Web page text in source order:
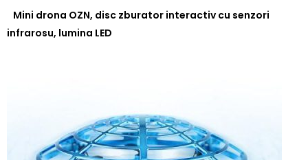
Mini drona OZN, disc zburator interactiv cu senzori
infrarosu, lumina LED